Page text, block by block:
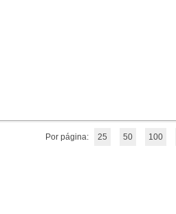
Por página: 25 50 100